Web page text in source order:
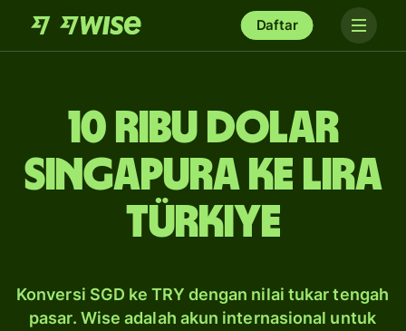
Daftar
10 ribu dolar
Singapura ke lira
Türkiye
Konversi SGD ke TRY dengan nilai tukar tengah
pasar. Wise adalah akun internasional untuk